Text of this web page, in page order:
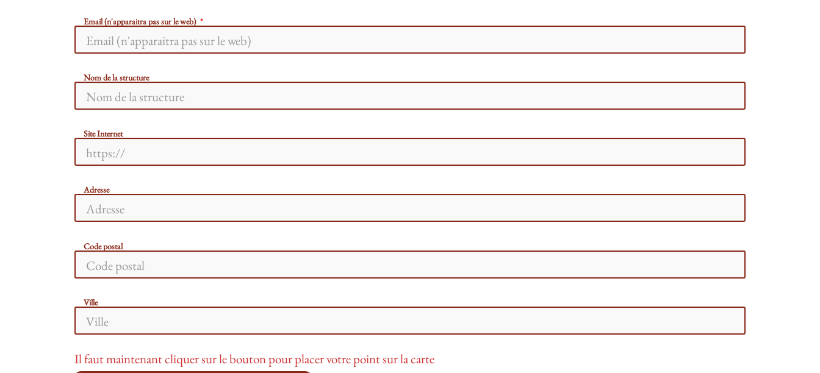
Email (n'apparaitra pas sur le web)
Nom de la structure
Site Internet
Adresse
Code postal
Ville
Il faut maintenant cliquer sur le bouton pour placer votre point sur la carte